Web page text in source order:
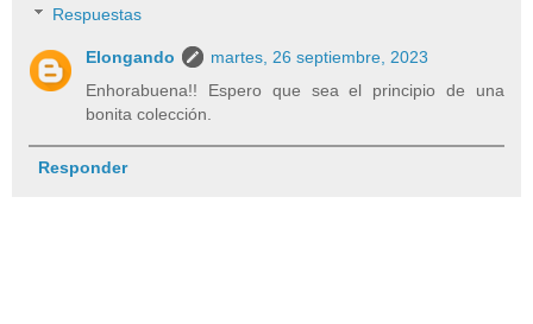
Respuestas
Elongando
martes, 26 septiembre, 2023
Enhorabuena!! Espero que sea el principio de una
bonita colección.
Responder